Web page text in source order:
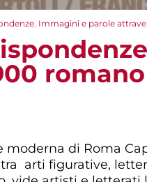
Immagini e parole
romano
moderna di Roma
arti figurative,